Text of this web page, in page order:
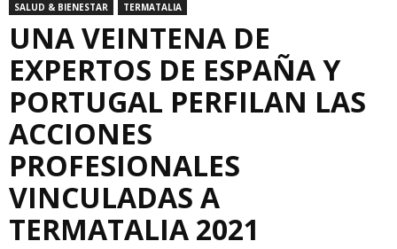
SALUD & BIENESTAR TERMATALIA
UNA VEINTENA DE
EXPERTOS DE ESPAÑA Y
PORTUGAL PERFILAN LAS
ACCIONES
PROFESIONALES
VINCULADAS A
TERMATALIA 2021